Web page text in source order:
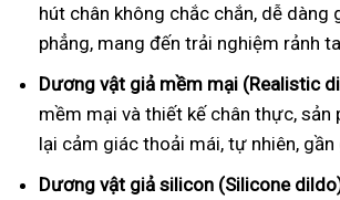
hút chân không chắc chắn, dễ dàng
phẳng, mang đến trải nghiệm rảnh
Dương vật giả mềm mại (Realistic
mềm mại và thiết kế chân thực, sản
lại cảm giác thoải mái, tự nhiên,
Dương vật giả silicon (Silicone